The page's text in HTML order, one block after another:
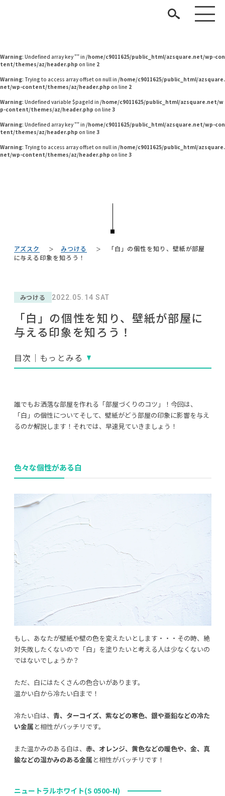
/home/c9011625/public_html/azsquare.net/w
Warning: Undefined array key "" in /home/c9011625/public_html/azsquare.net/wp-con
tent/themes/az/header.php on line 2
Warning: Trying to access array offset on null in /home/c9011625/public_html/azsquare.
net/wp-content/themes/az/header.php on line 2
Warning: Undefined variable $pageId in /home/c9011625/public_html/azsquare.net/w
p-content/themes/az/header.php on line 3
Warning: Undefined array key "" in /home/c9011625/public_html/azsquare.net/wp-con
tent/themes/az/header.php on line 3
Warning: Trying to access array offset on null in /home/c9011625/public_html/azsquare.
net/wp-content/themes/az/header.php on line 3
TAG LIST
#河淳
#照明#タンスのゲン#間宮祥太朗#テレワーク
#2022 秋ドラマ
#大川家具
#2022 夏ドラマ
#2022 春ドラマ
#インテリアの法則#MoMA
#岡崎製材 #unico #コクヨ #関家具#コメリ
#ファニタメ#大塚家具#KEYUCA
#映画#おすすめ
利用規約
COPYRIGHT © AZSQUARE. ALL RIGHTS RESERVED
見つける
楽しむ
NEWS
COPYRIGHT © AZSQUARE. ALL RIGHTS RESERVED
アズスク みつける
「白」の個性を知り、壁紙が部屋
に与える印象を知ろう！
みつける 2022.05.14 SAT
「白」の個性を知り、壁紙が部屋に
与える印象を知ろう！
目次｜もっとみる
誰でもお洒落な部屋を作れる「部屋づくりのコツ」！今回は、
「白」の個性についてそして、壁紙がどう部屋の印象に影響を与え
るのか解説します！それでは、早速見ていきましょう！
色々な個性がある白
もし、あなたが壁紙や壁の色を変えたいとします・・・その時、絶
対失敗したくないので「白」を塗りたいと考える人は少なくないの
ではないでしょうか？
ただ、白にはたくさんの色合いがあります。
温かい白から冷たい白まで！
冷たい白は、 青、ターコイズ、紫などの寒色、銀や亜鉛などの冷た
い金属 と相性がバッチリです。
また温かみのある白は、 赤、オレンジ、黄色などの暖色や、金、真
鍮などの温かみのある金属 と相性がバッチリです！
ニュートラルホワイト(S 0500-N)